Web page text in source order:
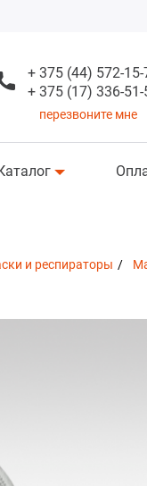
+ 375 (44) 572-15-
+ 375 (17) 336-51-
перезвоните мне
и респираторы